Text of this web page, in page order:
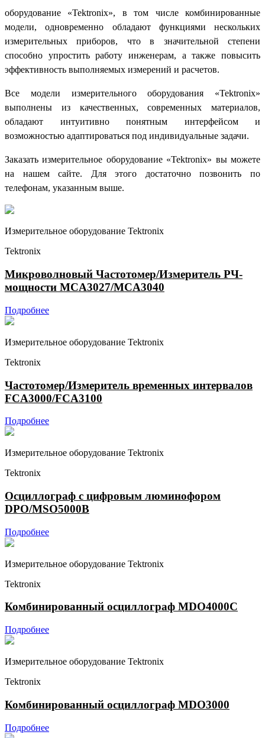
оборудование «Tektronix», в том числе комбинированные
модели, одновременно обладают функциями нескольких
измерительных приборов, что в значительной степени
способно упростить работу инженерам, а также повысить
эффективность выполняемых измерений и расчетов.
Все модели измерительного оборудования «Tektronix»
выполнены из качественных, современных материалов,
обладают интуитивно понятным интерфейсом и
возможностью адаптироваться под индивидуальные задачи.
Заказать измерительное оборудование «Tektronix» вы можете
на нашем сайте. Для этого достаточно позвонить по
телефонам, указанным выше.
Измерительное оборудование Tektronix
Tektronix
Микроволновый Частотомер/Измеритель РЧ-
мощности MCA3027/MCA3040
Подробнее
Измерительное оборудование Tektronix
Tektronix
Частотомер/Измеритель временных интервалов
FCA3000/FCA3100
Подробнее
Измерительное оборудование Tektronix
Tektronix
Осциллограф с цифровым люминофором
DPO/MSO5000B
Подробнее
Измерительное оборудование Tektronix
Tektronix
Комбинированный осциллограф MDO4000C
Подробнее
Измерительное оборудование Tektronix
Tektronix
Комбинированный осциллограф MDO3000
Подробнее